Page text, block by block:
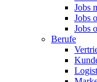
Jobs
Jobs
Jobs
Berufe